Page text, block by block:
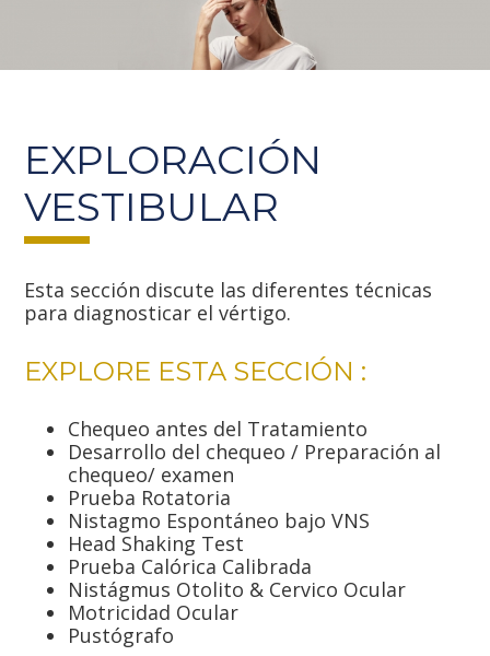
FaceBook
EXPLORACIÓN
VESTIBULAR
Esta sección discute las diferentes técnicas
para diagnosticar el vértigo.
EXPLORE ESTA SECCIÓN :
Chequeo antes del Tratamiento
Desarrollo del chequeo / Preparación al
chequeo/ examen
Prueba Rotatoria
Nistagmo Espontáneo bajo VNS
Head Shaking Test
Prueba Calórica Calibrada
Nistágmus Otolito & Cervico Ocular
Motricidad Ocular
Pustógrafo